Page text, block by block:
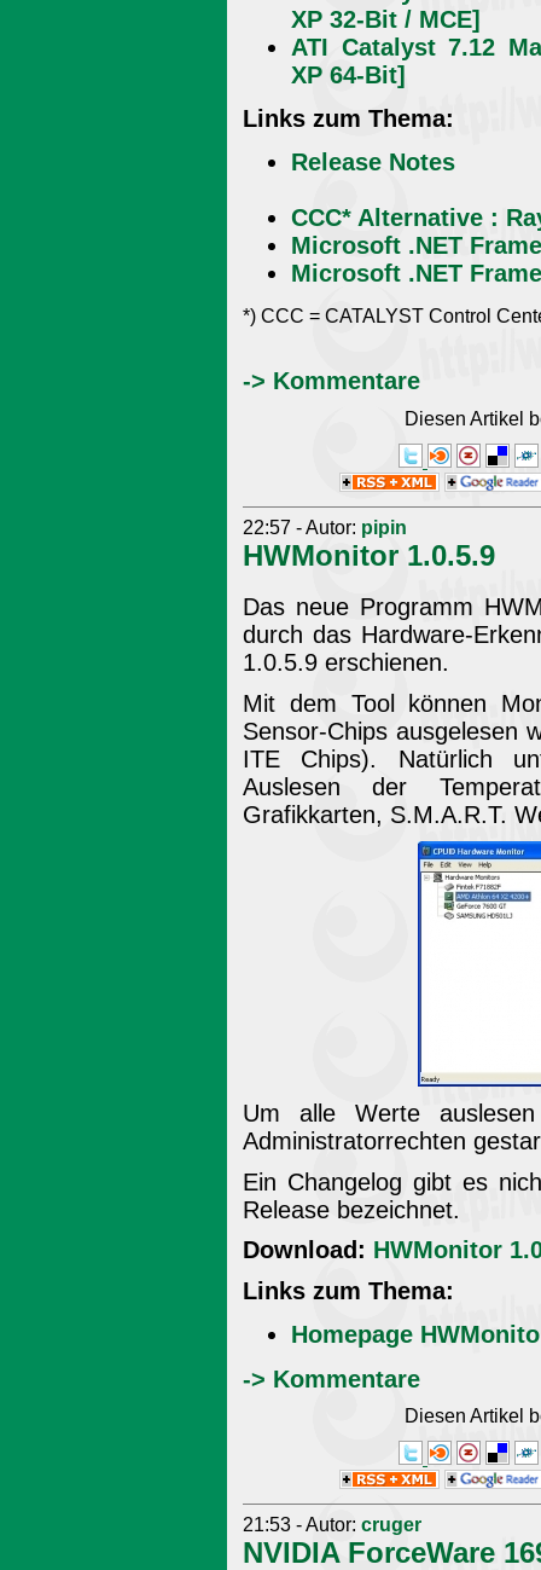
XP 32-Bit / MCE]
ATI Catalyst 7.12
XP 64-Bit]
Links zum Thema:
Release Notes
CCC* Alternative :
Microsoft .NET
Microsoft .NET
*) CCC = CATALYST Control
-> Kommentare
Diesen Artikel
22:57 - Autor: pipin
HWMonitor 1.0.5.9
Das neue Programm
durch das Hardware-
1.0.5.9 erschienen.
Mit dem Tool können
Sensor-Chips ausgelesen
ITE Chips). Natürlich
Auslesen der
Grafikkarten, S.M.A.R.T.
Um alle Werte
Administratorrechten
Ein Changelog gibt es
Release bezeichnet.
Download: HWMonitor
Links zum Thema:
Homepage
-> Kommentare
Diesen Artikel
21:53 - Autor: cruger
NVIDIA ForceWare